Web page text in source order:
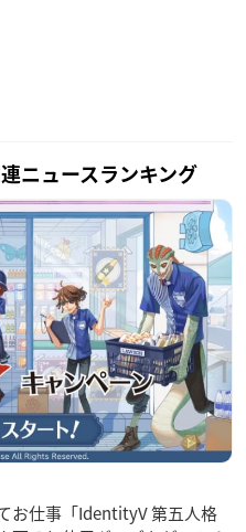
ニュースランキング
お仕事「IdentityV 第五人格